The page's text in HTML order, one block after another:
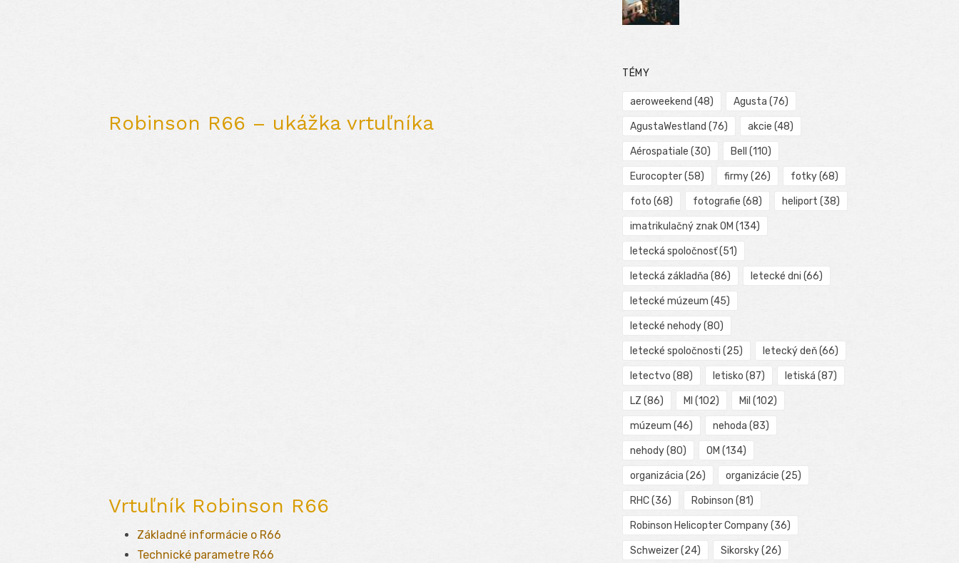
Robinson R66 – ukážka vrtuľníka
Vrtuľník Robinson R66
Základné informácie o R66
Technické parametre R66
TÉMY
aeroweekend (48) Agusta (76)
AgustaWestland (76) akcie (48)
Aérospatiale (30) Bell (110)
Eurocopter(58) firmy(26) fotky(68)
foto (68) fotografie (68) heliport (38)
imatrikulačný znak OM (134)
letecká spoločnosť(51)
letecká základňa (86) letecké dni (66)
letecké múzeum (45)
letecké nehody(80)
letecké spoločnosti (25) letecký deň(66)
letectvo (88) letisko (87) letiská (87)
LZ (86) MI (102) Mil (102)
múzeum (46) nehoda (83)
nehody(80) OM (134)
organizácia (26) organizácie (25)
RHC(36) Robinson (81)
Robinson Helicopter Company(36)
Schweizer(24) Sikorsky(26)